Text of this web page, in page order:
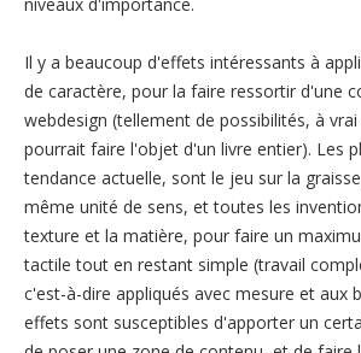
Il y a beaucoup d'effets intéressants à
de caractère, pour la faire ressortir d'une
webdesign (tellement de possibilités, à
pourrait faire l'objet d'un livre entier). Les
tendance actuelle, sont le jeu sur la
même unité de sens, et toutes les
texture et la matière, pour faire un
tactile tout en restant simple (travail
c'est-à-dire appliqués avec mesure et aux
effets sont susceptibles d'apporter un